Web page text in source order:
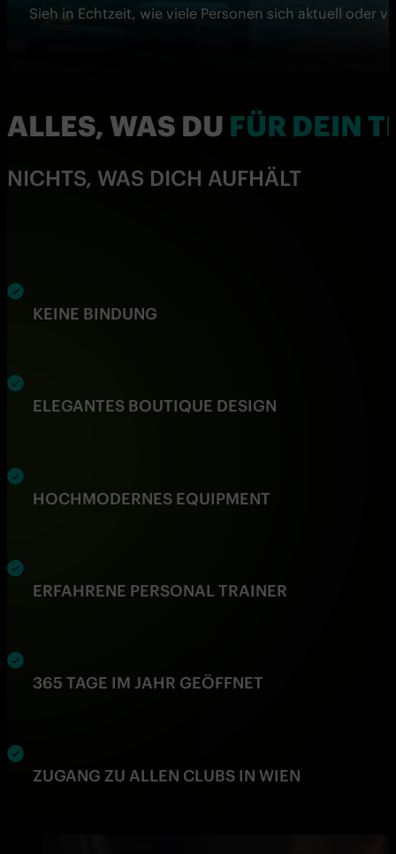
Sieh in Echtzeit, wie viele Personen sich aktuell oder
ALLES, WAS DU FÜR DEIN
NICHTS, WAS DICH AUFHÄLT
KEINE BINDUNG
ELEGANTES BOUTIQUE DESIGN
HOCHMODERNES EQUIPMENT
ERFAHRENE PERSONAL TRAINER
365 TAGE IM JAHR GEÖFFNET
ZUGANG ZU ALLEN CLUBS IN WIEN